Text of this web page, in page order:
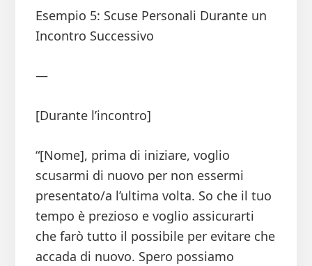
Esempio 5: Scuse Personali Durante un
Incontro Successivo
—
[Durante l’incontro]
“[Nome], prima di iniziare, voglio
scusarmi di nuovo per non essermi
presentato/a l’ultima volta. So che il tuo
tempo è prezioso e voglio assicurarti
che farò tutto il possibile per evitare che
accada di nuovo. Spero possiamo